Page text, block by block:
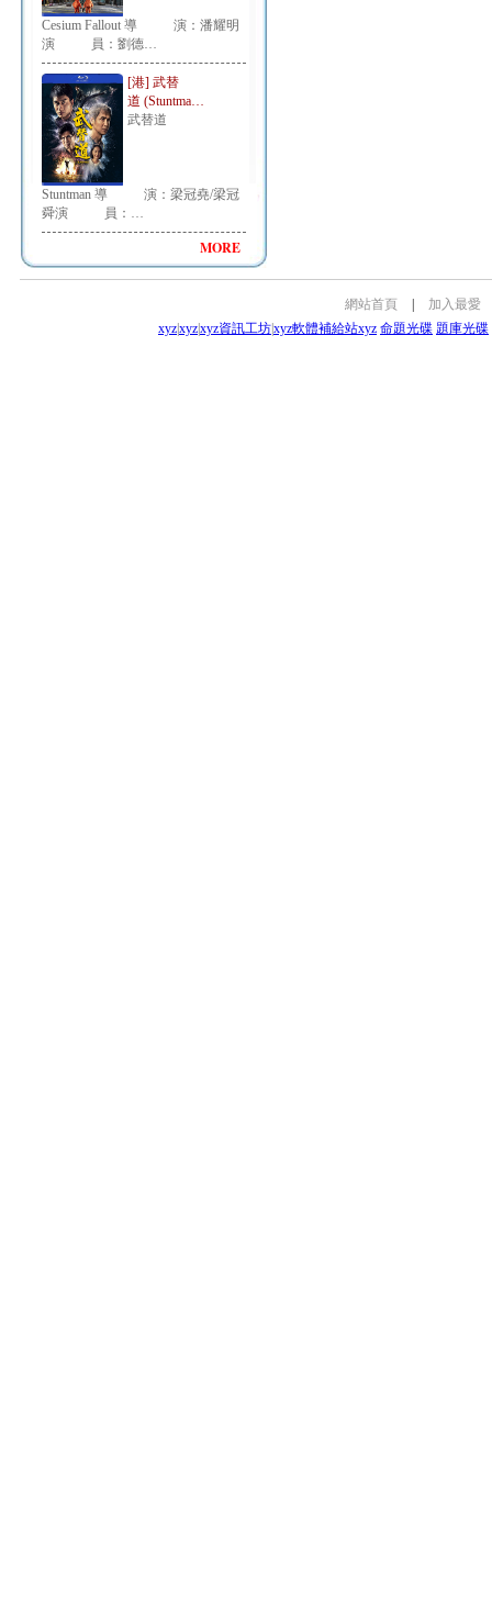
Cesium Fallout 導 演：潘耀明
演 員：劉德…
[港] 武替
道 (Stuntma…
武替道
Stuntman 導 演：梁冠堯/梁冠
舜演 員：…
MORE
網站首頁
加入最愛
xyzxyzxyz資訊工坊xyz軟體補給站xyz 命題光碟 題庫光碟